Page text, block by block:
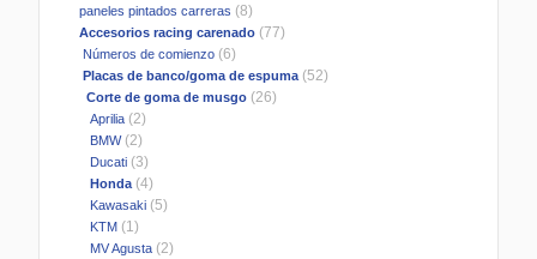
paneles pintados carreras (8)
Accesorios racing carenado (77)
Números de comienzo (6)
Placas de banco/goma de espuma(52)
Corte de goma de musgo (26)
Aprilia (2)
BMW(2)
Ducati (3)
Honda(4)
Kawasaki (5)
KTM (1)
MV Agusta (2)